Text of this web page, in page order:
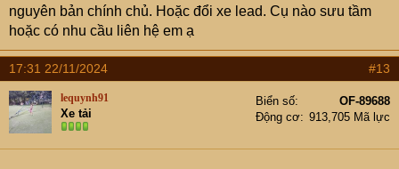
nguyên bản chính chủ. Hoặc đổi xe lead. Cụ nào sưu tầm
hoặc có nhu cầu liên hệ em ạ
17:31 22/11/2024 #13
lequynh91
Xe tải
Biển số
OF-89688
Động cơ
913,705 Mã lực